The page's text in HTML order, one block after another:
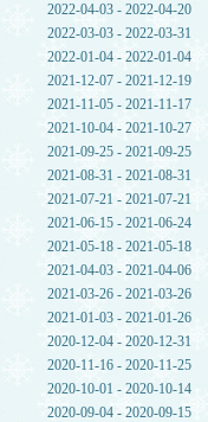
2022-04-03 - 2022-04-20
2022-03-03 - 2022-03-31
2022-01-04 - 2022-01-04
2021-12-07 - 2021-12-19
2021-11-05 - 2021-11-17
2021-10-04 - 2021-10-27
2021-09-25 - 2021-09-25
2021-08-31 - 2021-08-31
2021-07-21 - 2021-07-21
2021-06-15 - 2021-06-24
2021-05-18 - 2021-05-18
2021-04-03 - 2021-04-06
2021-03-26 - 2021-03-26
2021-01-03 - 2021-01-26
2020-12-04 - 2020-12-31
2020-11-16 - 2020-11-25
2020-10-01 - 2020-10-14
2020-09-04 - 2020-09-15